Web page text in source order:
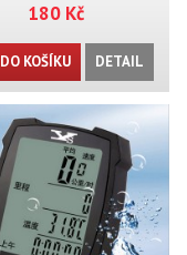
180 Kč
DO KOŠÍKU DETAIL